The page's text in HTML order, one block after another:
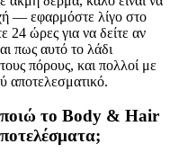
— εφαρμόστε λίγο στο
24 ώρες για να δείτε αν
πως αυτό το λάδι
πόρους, και πολλοί με
αποτελεσματικό.
το Body & Hair